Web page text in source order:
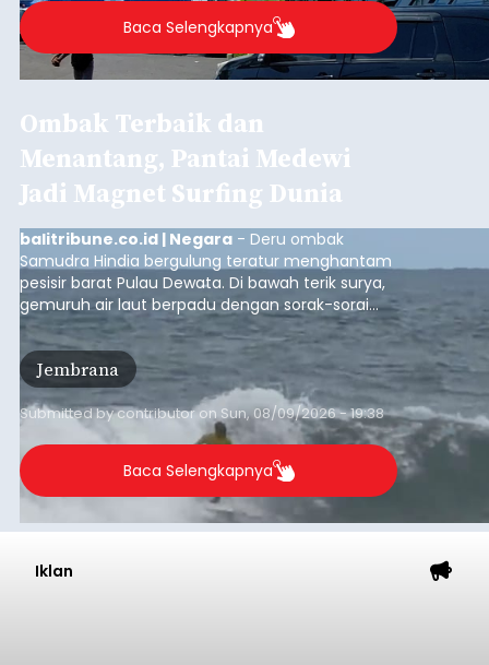
Baca Selengkapnya
Ombak Terbaik dan
Menantang, Pantai Medewi
Jadi Magnet Surfing Dunia
balitribune.co.id | Negara - Deru ombak
Samudra Hindia bergulung teratur menghantam
pesisir barat Pulau Dewata. Di bawah terik surya,
gemuruh air laut berpadu dengan sorak-sorai
penonton yang memadati Pantai Medewi,
Kecamatan Pekutatan pada Minggu (9/8/2026).
Ratusan peselancar dari berbagai penjuru
nusantara berkompetisi menaklukan ombak
terbaik dan menantang.
Jembrana
Submitted bycontributoron Sun, 08/09/2026 - 19:38
Baca Selengkapnya
Iklan